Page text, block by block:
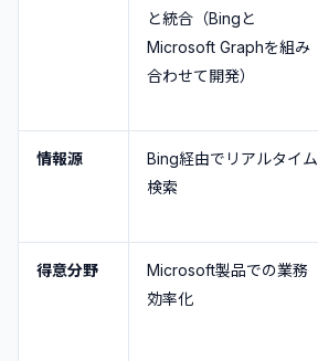
と統合（Bingと
Microsoft Graphを組み
合わせて開発）
情報源
Bing経由でリアルタイム
検索
得意分野
Microsoft製品での業務
効率化